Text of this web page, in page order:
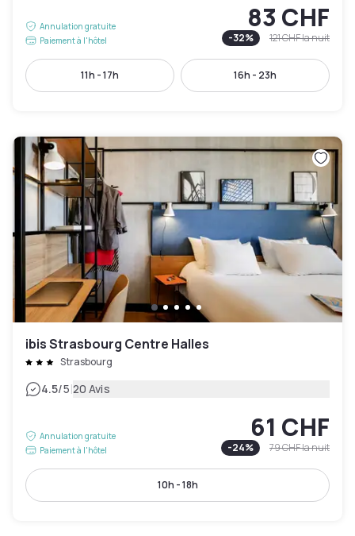
Annulation gratuite
Paiement à l'hôtel
83 CHF
-32% 121 CHFla nuit
11h - 17h 16h - 23h
ibis Strasbourg Centre Halles
Strasbourg
4.5/5|20 Avis
Annulation gratuite
Paiement à l'hôtel
61 CHF
-24% 79 CHFla nuit
10h - 18h